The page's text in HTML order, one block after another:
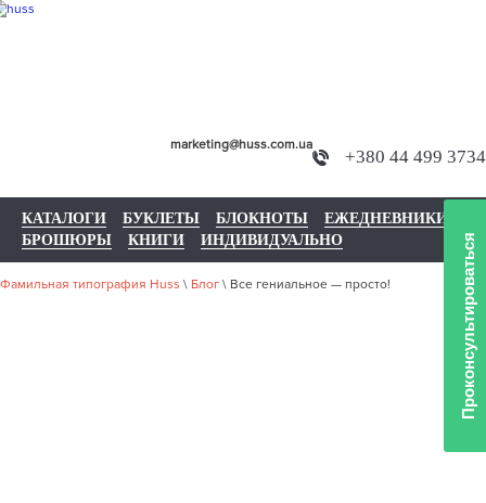
+380 44 499 3734
marketing@huss.com.ua
КАТАЛОГИ БУКЛЕТЫ БЛОКНОТЫ
ЕЖЕДНЕВНИКИ
БРОШЮРЫ
КНИГИ ИНДИВИДУАЛЬНО
Фамильная типография Huss \ Блог \ Все гениальное — просто! Проконсультироваться